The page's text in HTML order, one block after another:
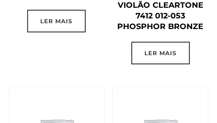
LER MAIS
VIOLÃO CLEARTONE
7412 012-053
PHOSPHOR BRONZE
LER MAIS